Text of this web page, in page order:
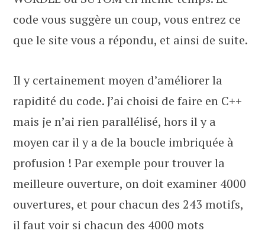
code vous suggère un coup, vous entrez ce
que le site vous a répondu, et ainsi de suite.
Il y certainement moyen d’améliorer la
rapidité du code. J’ai choisi de faire en C++
mais je n’ai rien parallélisé, hors il y a
moyen car il y a de la boucle imbriquée à
profusion ! Par exemple pour trouver la
meilleure ouverture, on doit examiner 4000
ouvertures, et pour chacun des 243 motifs,
il faut voir si chacun des 4000 mots